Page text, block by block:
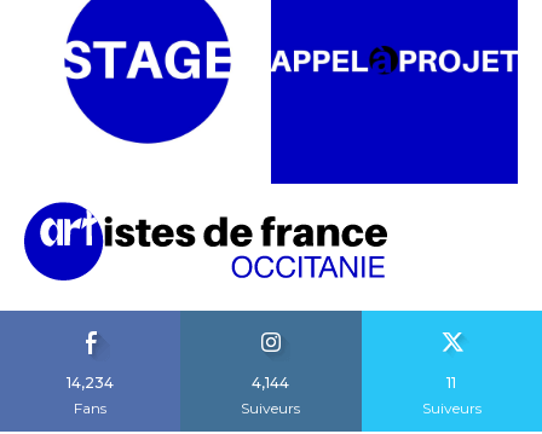
14,234
Fans
4,144
Suiveurs
11
Suiveurs